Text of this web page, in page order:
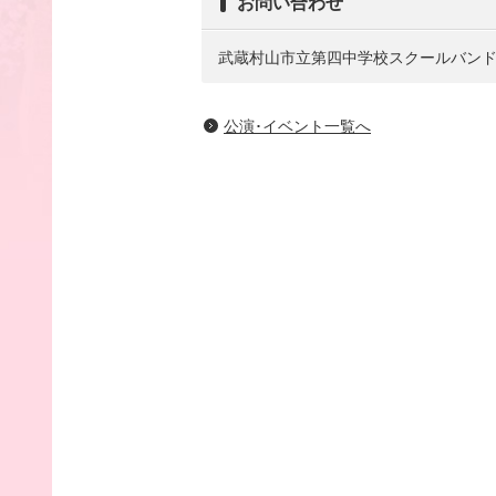
武蔵村山市立第四中学校スクールバ
公演･イベント一覧へ